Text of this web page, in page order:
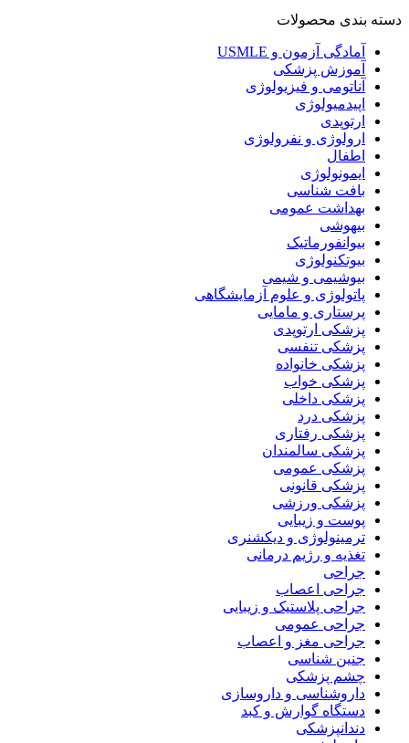
دسته بندی محصولات
آمادگی آزمون و USMLE
آموزش پزشکی
آناتومی و فیزیولوژی
اپیدمیولوژی
ارتوپدی
ارولوژی و نفرولوژی
اطفال
ایمونولوژی
بافت شناسی
بهداشت عمومی
بیهوشی
بیوانفورماتیک
بیوتکنولوژی
بیوشیمی و شیمی
پاتولوژی و علوم آزمایشگاهی
پرستاری و مامایی
پزشکی ارتوپدی
پزشکی تنفسی
پزشکی خانواده
پزشکی خواب
پزشکی داخلی
پزشکی درد
پزشکی رفتاری
پزشکی سالمندان
پزشکی عمومی
پزشکی قانونی
پزشکی ورزشی
پوست و زیبایی
ترمینولوژی و دیکشنری
تغذیه و رژیم درمانی
جراحی
جراحی اعصاب
جراحی پلاستیک و زیبایی
جراحی عمومی
جراحی مغز و اعصاب
جنین شناسی
چشم پزشکی
داروشناسی و داروسازی
دستگاه گوارش و کبد
دندانپزشکی